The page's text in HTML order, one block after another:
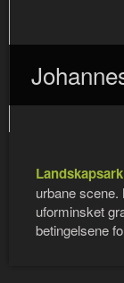
urbane
uforminsket
betingelsene